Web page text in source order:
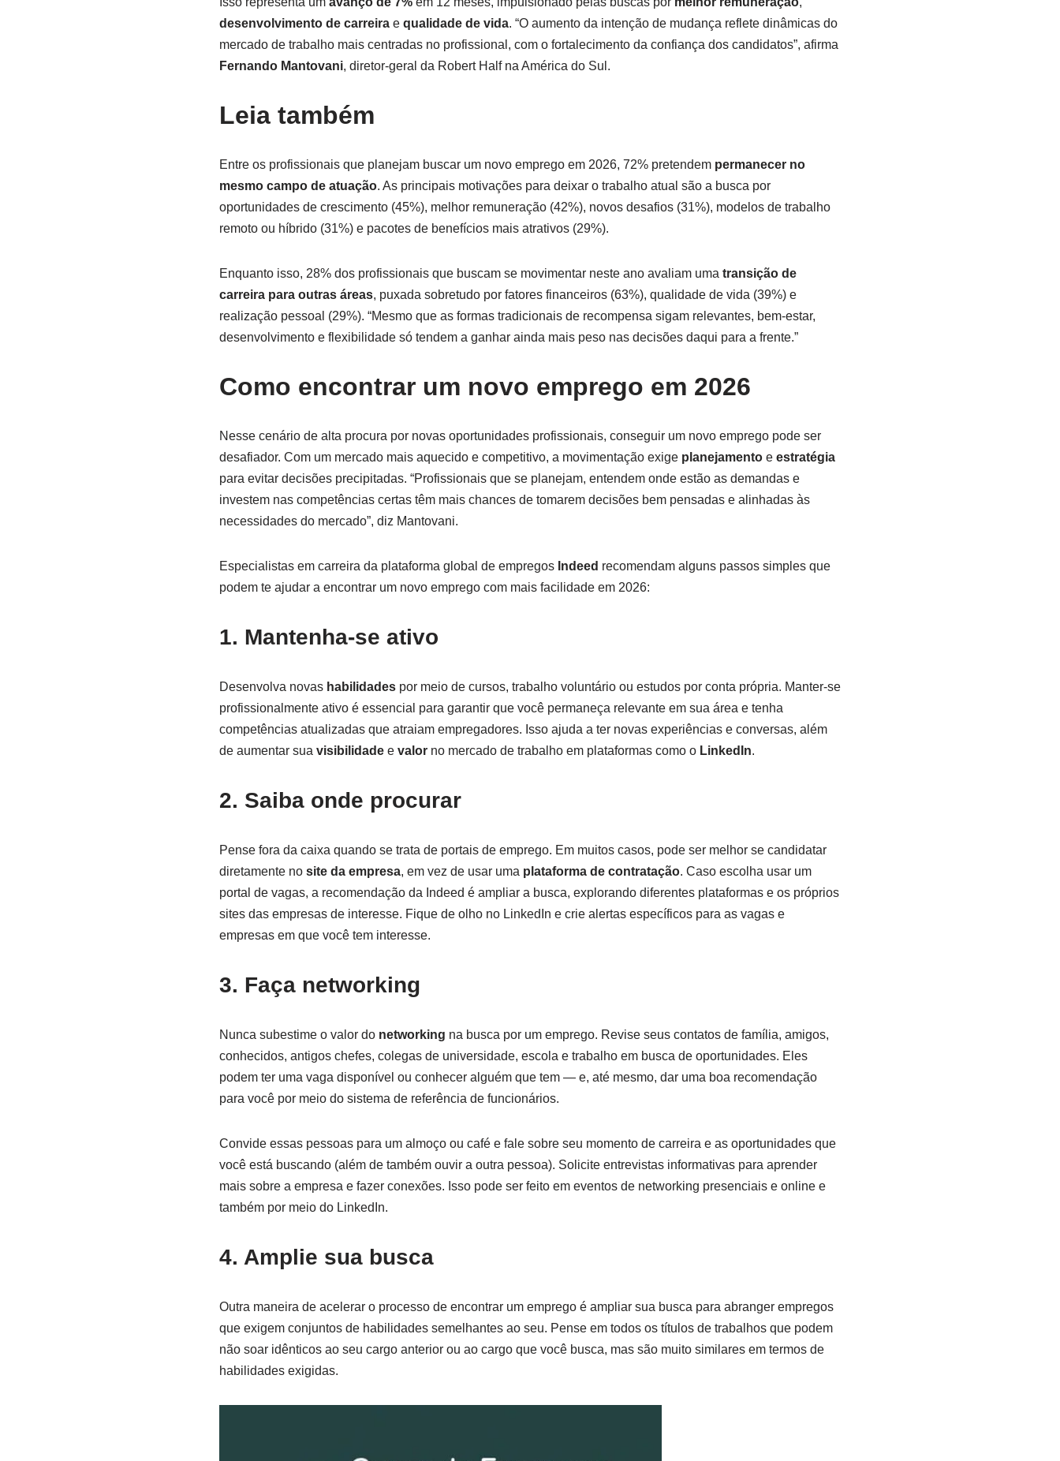
desenvolvimento de carreirae qualidade de vida. “O aumento da intenção de mudança reflete dinâmicas do
mercado de trabalho mais centradas no profissional, com o fortalecimento da confiança dos candidatos”, afirma
Fernando Mantovani, diretor-geral da Robert Half na América do Sul.
Leia também
Entre os profissionais que planejam buscar um novo emprego em 2026, 72% pretendem permanecer no
mesmo campo de atuação. As principais motivações para deixar o trabalho atual são a busca por
oportunidades de crescimento (45%), melhor remuneração (42%), novos desafios (31%), modelos de trabalho
remoto ou híbrido (31%) e pacotes de benefícios mais atrativos (29%).
Enquanto isso, 28% dos profissionais que buscam se movimentar neste ano avaliam uma transição de
carreira para outras áreas, puxada sobretudo por fatores financeiros (63%), qualidade de vida (39%) e
realização pessoal (29%). “Mesmo que as formas tradicionais de recompensa sigam relevantes, bem-estar,
desenvolvimento e flexibilidade só tendem a ganhar ainda mais peso nas decisões daqui para a frente.”
Como encontrar um novo emprego em 2026
Nesse cenário de alta procura por novas oportunidades profissionais, conseguir um novo emprego pode ser
desafiador. Com um mercado mais aquecido e competitivo, a movimentação exige planejamentoe estratégia
para evitar decisões precipitadas. “Profissionais que se planejam, entendem onde estão as demandas e
investem nas competências certas têm mais chances de tomarem decisões bem pensadas e alinhadas às
necessidades do mercado”, diz Mantovani.
Especialistas em carreira da plataforma global de empregos Indeed recomendam alguns passos simples que
podem te ajudar a encontrar um novo emprego com mais facilidade em 2026:
1. Mantenha-se ativo
Desenvolva novas habilidadespor meio de cursos, trabalho voluntário ou estudos por conta própria. Manter-se
profissionalmente ativo é essencial para garantir que você permaneça relevante em sua área e tenha
competências atualizadas que atraiam empregadores. Isso ajuda a ter novas experiências e conversas, além
de aumentar sua visibilidadee valorno mercado de trabalho em plataformas como o LinkedIn.
2. Saiba onde procurar
Pense fora da caixa quando se trata de portais de emprego. Em muitos casos, pode ser melhor se candidatar
diretamente nosite da empresa, em vez de usar uma plataforma de contratação. Caso escolha usar um
portal de vagas, a recomendação da Indeed é ampliar a busca, explorando diferentes plataformas e os próprios
sites das empresas de interesse. Fique de olho no LinkedIn e crie alertas específicos para as vagas e
empresas em que você tem interesse.
3. Faça networking
Nunca subestime o valor do networking na busca por um emprego. Revise seus contatos de família, amigos,
conhecidos, antigos chefes, colegas de universidade, escola e trabalho em busca de oportunidades. Eles
podem ter uma vaga disponível ou conhecer alguém que tem — e, até mesmo, dar uma boa recomendação
para você por meio do sistema de referência de funcionários.
Convide essas pessoas para um almoço ou café e fale sobre seu momento de carreira e as oportunidades que
você está buscando (além de também ouvir a outra pessoa). Solicite entrevistas informativas para aprender
mais sobre a empresa e fazer conexões. Isso pode ser feito em eventos de networking presenciais e online e
também por meio do LinkedIn.
4. Amplie sua busca
Outra maneira de acelerar o processo de encontrar um emprego é ampliar sua busca para abranger empregos
que exigem conjuntos de habilidades semelhantes ao seu. Pense em todos os títulos de trabalhos que podem
não soar idênticos ao seu cargo anterior ou ao cargo que você busca, mas são muito similares em termos de
habilidades exigidas.